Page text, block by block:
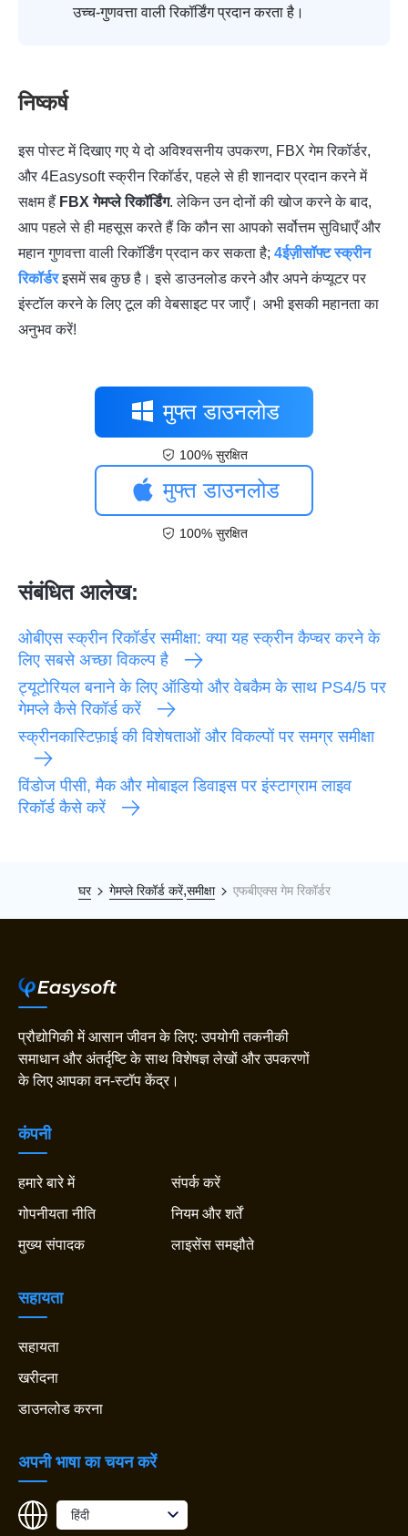
उच्च-गुणवत्ता वाली रिकॉर्डिंग प्रदान करता है।
निष्कर्ष
इस पोस्ट में दिखाए गए ये दो अविश्वसनीय उपकरण, FBX गेम रिकॉर्डर,
और 4Easysoft स्क्रीन रिकॉर्डर, पहले से ही शानदार प्रदान करने में
सक्षम हैं FBX गेमप्ले रिकॉर्डिंग. लेकिन उन दोनों की खोज करने के बाद,
आप पहले से ही महसूस करते हैं कि कौन सा आपको सर्वोत्तम सुविधाएँ और
महान गुणवत्ता वाली रिकॉर्डिंग प्रदान कर सकता है; 4ईज़ीसॉफ्ट स्क्रीन
रिकॉर्डरइसमें सब कुछ है। इसे डाउनलोड करने और अपने कंप्यूटर पर
इंस्टॉल करने के लिए टूल की वेबसाइट पर जाएँ। अभी इसकी महानता का
अनुभव करें!
मुफ्त डाउनलोड
100% सुरक्षित
मुफ्त डाउनलोड
100% सुरक्षित
संबंधित आलेख:
ओबीएस स्क्रीन रिकॉर्डर समीक्षा: क्या यह स्क्रीन कैप्चर करने के
लिए सबसे अच्छा विकल्प है
ट्यूटोरियल बनाने के लिए ऑडियो और वेबकैम के साथ PS4/5 पर
गेमप्ले कैसे रिकॉर्ड करें
स्क्रीनकास्टिफ़ाई की विशेषताओं और विकल्पों पर समग्र समीक्षा
विंडोज पीसी, मैक और मोबाइल डिवाइस पर इंस्टाग्राम लाइव
रिकॉर्ड कैसे करें
घर गेमप्ले रिकॉर्ड करें,समीक्षा एफबीएक्स गेम रिकॉर्डर
प्रौद्योगिकी में आसान जीवन के लिए: उपयोगी तकनीकी
समाधान और अंतर्दृष्टि के साथ विशेषज्ञ लेखों और उपकरणों
के लिए आपका वन-स्टॉप केंद्र।
कंपनी
हमारे बारे में
संपर्क करें
गोपनीयता नीति
नियम और शर्तें
मुख्य संपादक
लाइसेंस समझौते
सहायता
सहायता
खरीदना
डाउनलोड करना
अपनी भाषा का चयन करें
हिंदी